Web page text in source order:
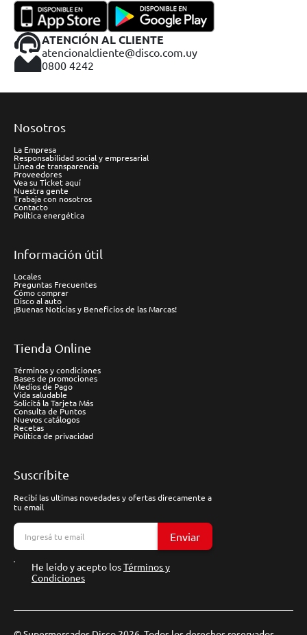
ATENCIÓN AL CLIENTE
atencionalcliente@disco.com.uy
0800 4242
Nosotros
La Empresa
Responsabilidad social y empresarial
Línea de transparencia
Proveedores
Vea su Ticket aquí
Nuestra gente
Trabaja con nosotros
Contacto
Política energética
Información útil
Locales
Preguntas Frecuentes
Cómo comprar
Disco al auto
¡Buenas Noticias y Beneficios de las Marcas!
Tienda Online
Términos y condiciones
Bases de promociones
Medios de Pago
Vida saludable
Solicitá la Tarjeta Más
Consulta de Puntos
Nuevos catálogos
Recetas
Política de privacidad
Suscríbite
Recibí las ultimas novedades y ofertas direcamente a
tu email
Enviar
He leído y acepto losTérminos y
Condiciones